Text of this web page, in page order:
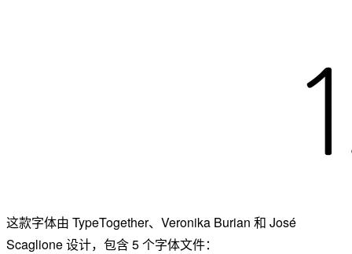
这款字体由 TypeTogether、Veronika Burian 和 José
Scaglione 设计，包含 5 个字体文件：